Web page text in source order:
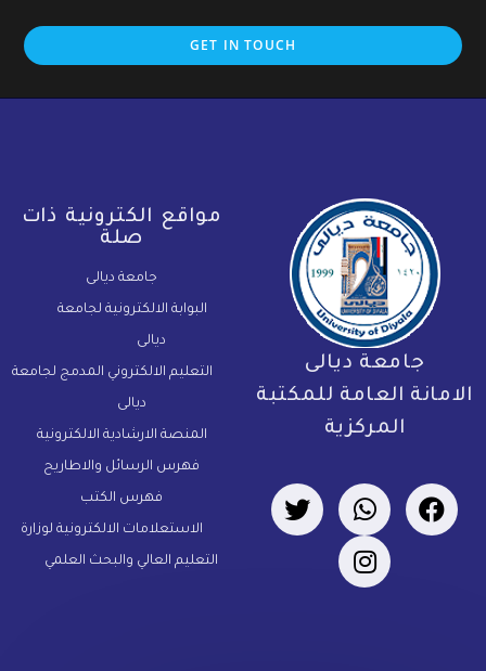
GET IN TOUCH
جامعة ديالى
العامة للمكتبة
المركزية
مواقع الكترونية ذات
صلة
جامعة ديالى
البوابة الالكترونية لجامعة
ديالى
التعليم الالكتروني المدمج لجامعة
ديالى
المنصة الارشادية الالكترونية
فهرس الرسائل والاطاريح
فهرس الكتب
الاستعلامات الالكترونية لوزارة
التعليم العالي والبحث العلمي